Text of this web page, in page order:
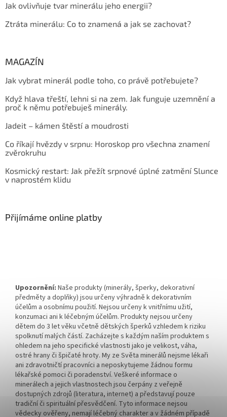
Jak ovlivňuje tvar minerálu jeho energii?
Ztráta minerálu: Co to znamená a jak se zachovat?
MAGAZÍN
Jak vybrat minerál podle toho, co právě potřebujete?
Když hlava třeští, lehni si na zem. Jak funguje uzemnění a
proč k němu potřebuješ minerály.
Jadeit – kámen štěstí a moudrosti
Co říkají hvězdy v srpnu: Horoskop pro všechna znamení
zvěrokruhu
Kosmický restart: Jak přežít srpnové úplné zatmění Slunce
v naprostém klidu
Přijímáme online platby
Upozornění: Naše produkty (minerály, šperky, dekorativní
předměty a doplňky) jsou určeny výhradně k dekorativním
účelům a osobnímu použití. Nejsou určeny k vnitřnímu užití,
konzumaci ani k léčebným účelům. Produkty nejsou určeny
dětem do 3 let věku včetně dětských šperků vzhledem k riziku
spolknutí malých částí. Zacházejte s každým naším produktem s
ohledem na jeho specifické vlastnosti jako je velikost, váha,
ostré hrany či špičaté hroty. My ze Světa minerálů nejsme lékaři
ani zdravotničtí pracovníci a neposkytujeme žádnou formu
lékařské pomoci či poradenství. Veškeré informace o
minerálech a jejich vlastnostech jsou čerpány z veřejně
dostupných zdrojů (literatura, internet) a představují pouze
tradiční či spirituální přesvědčení. Tyto informace nejsou
vědecky ověřeny, nemají léčebný charakter a v žádném případě